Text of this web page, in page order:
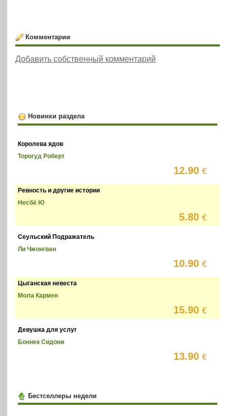
Комментарии
Добавить собственный комментарий
Новинки раздела
Королева ядов
Торогуд Роберт
12.90€
Ревность и другие истории
Несбё Ю
5.80€
Сеульский Подражатель
Ли Чжонгван
10.90€
Цыганская невеста
Мола Кармен
15.90€
Девушка для услуг
Боннек Сидони
13.90€
Бестселлеры недели